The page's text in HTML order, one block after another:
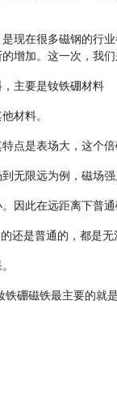
现在很多磁钢的行
增加。这一次，我
主要是钕铁硼材料
材料。
点是表场大，这个
无限远为例，磁场
因此在远距离下普
还是普通的，都是无
硼磁铁最主要的就